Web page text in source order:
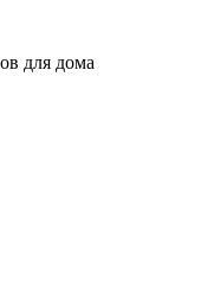
для дома